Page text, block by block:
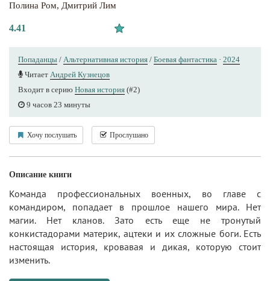
Полина Ром, Дмитрий Лим
4.41
Попаданцы / Альтернативная история / Боевая фантастика · 2024
Читает Андрей Кузнецов
Входит в серию Новая история (#2)
9 часов 23 минуты
Хочу послушать Прослушано
Описание книги
Команда профессиональных военных, во главе с
командиром, попадает в прошлое нашего мира. Нет
магии. Нет кланов. Зато есть еще не тронутый
конкистадорами материк, ацтеки и их сложные боги. Есть
настоящая история, кровавая и дикая, которую стоит
изменить.